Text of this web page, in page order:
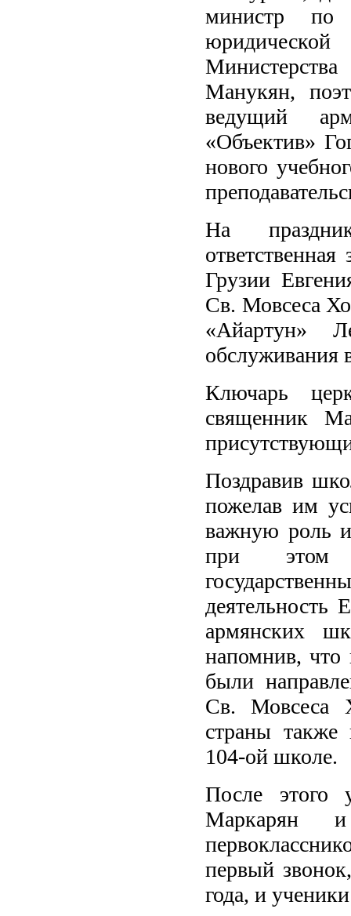
министр по
Манукян,
ведущий
«Объектив»
нового
На
Грузии
Св. Мовсеса
«Айартун»
обслуживания
Ключарь
священник
Поздравив
пожелав им
важную роль
при этом
армянских
напомнив,
были
Св. Мовсеса
страны также
104-ой школе.
После этого
Маркарян
первый
года, и